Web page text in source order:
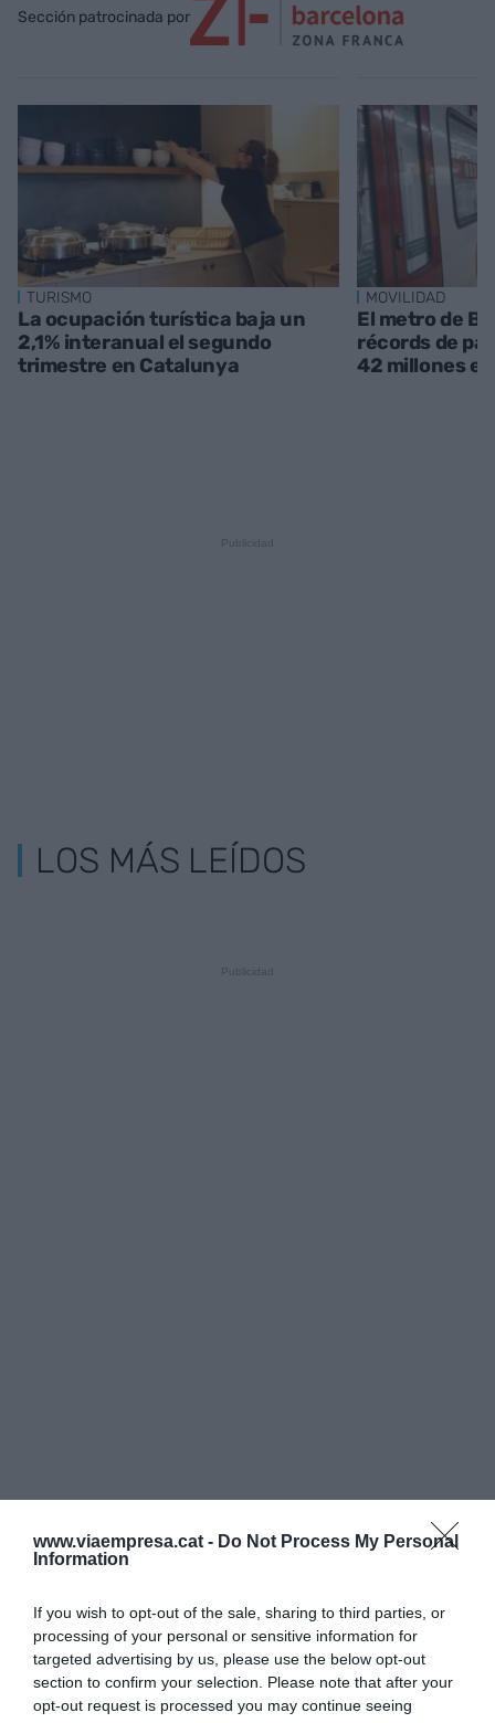
www.viaempresa.cat - Do Not Process My Personal
Information
If you wish to opt-out of the sale, sharing to third parties, or
processing of your personal or sensitive information for
targeted advertising by us, please use the below opt-out
section to confirm your selection. Please note that after your
opt-out request is processed you may continue seeing
Sección patrocinada por
TURISMO
La ocupación turística baja un
2,1% interanual el segundo
trimestre en Catalunya
MOVILIDAD
El metro de
récords de
42 millones
LOS MÁS LEÍDOS